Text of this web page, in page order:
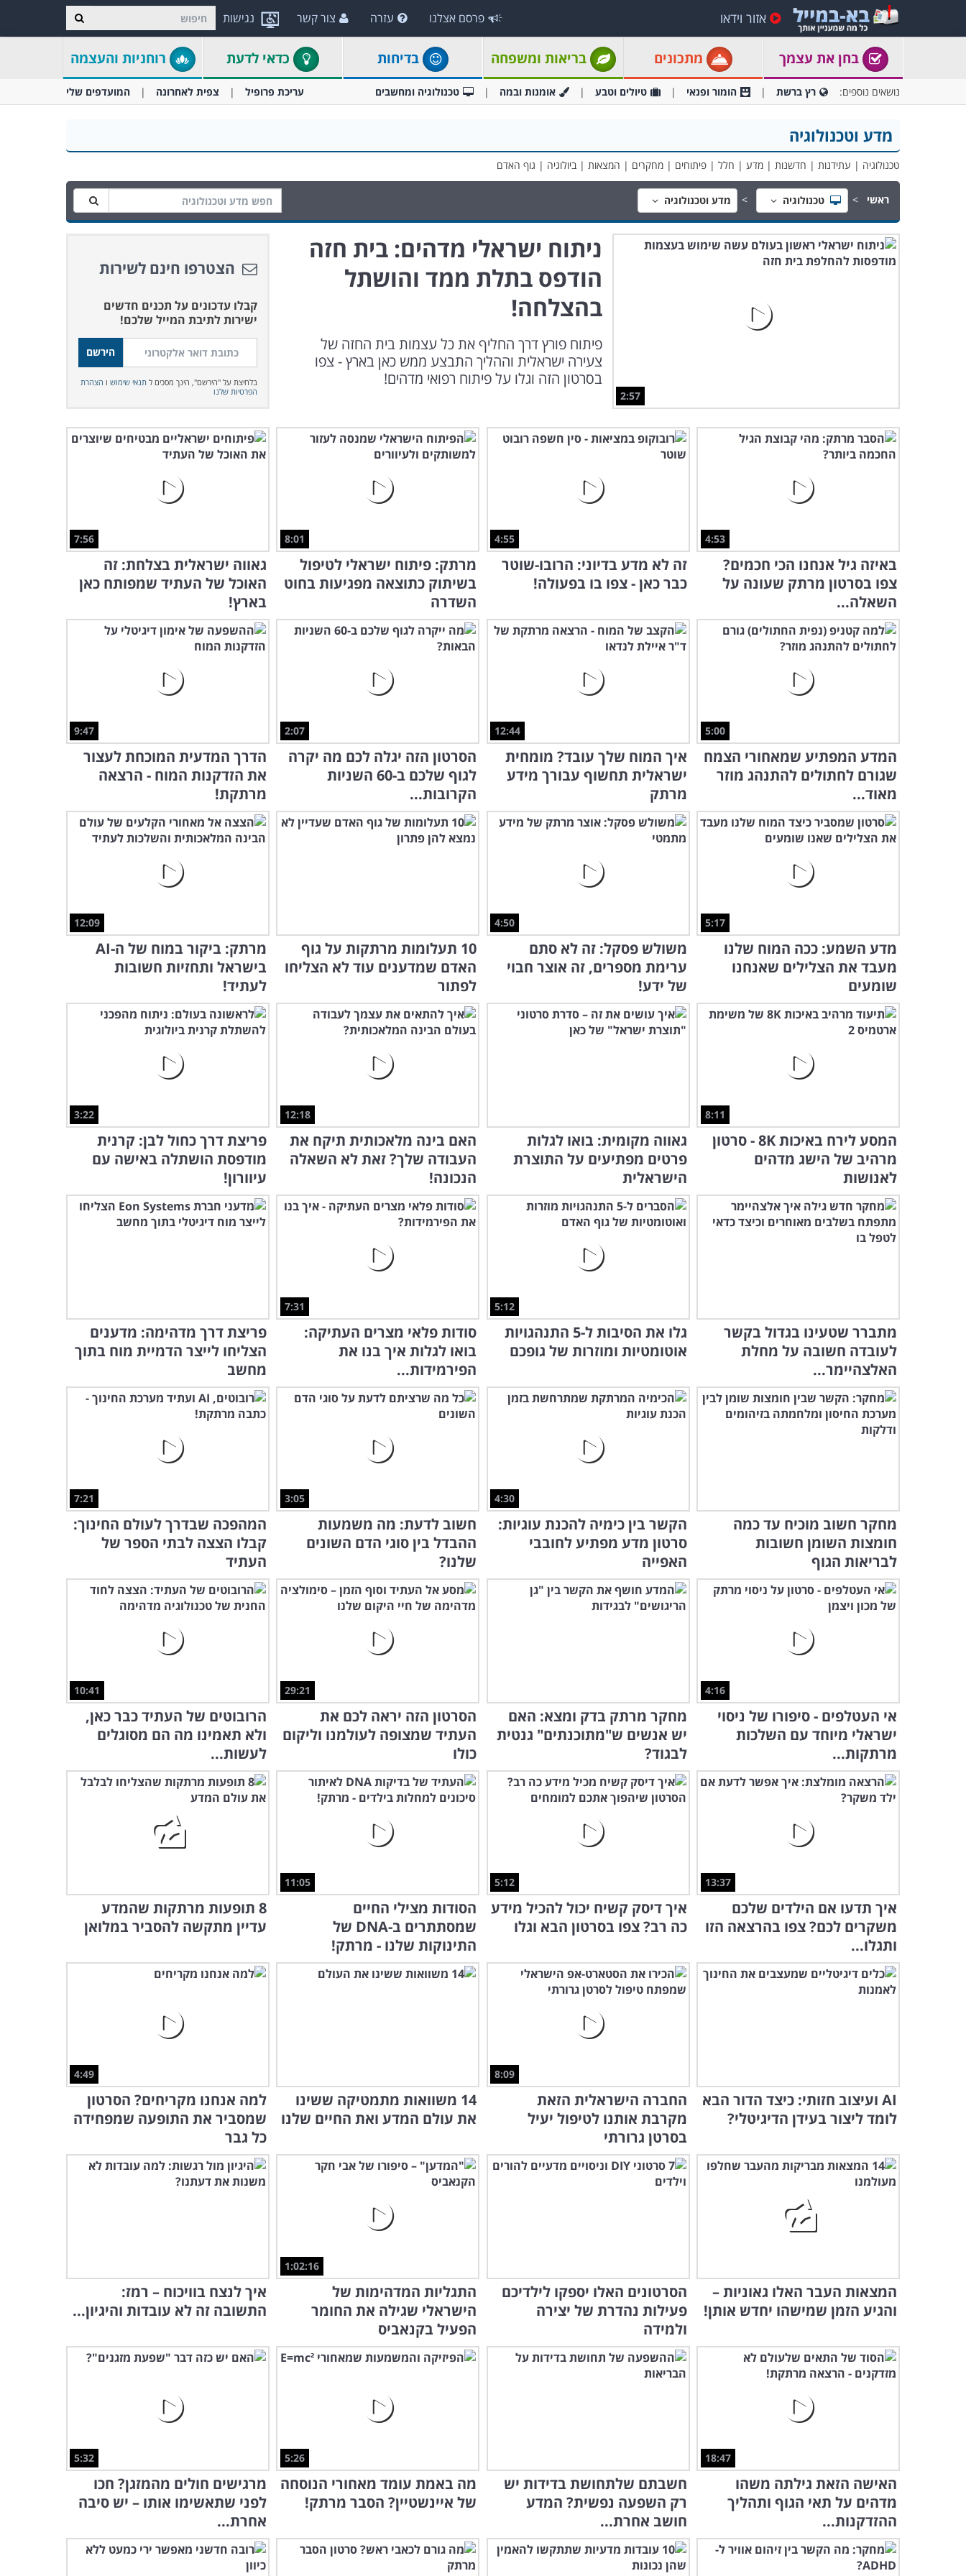
נגישות אזור וידאו פרסם אצלנו עזרה צור קשר
בחן את עצמך מתכונים בריאות ומשפחה בדיחות כדאי לדעת רוחניות והעצמה
נושאים נוספים: רץ ברשת הומור ופנאי טיולים וטבע אומנות ובמה טכנולוגיה ומחשבים עריכת פרופיל צפית לאחרונה המועדפים שלי
מדע וטכנולוגיה
טכנולוגיה | עתידנות | חדשנות | מדע | חלל | פיתוחים | מחקרים | המצאות | ביולוגיה | גוף האדם
ראשי טכנולוגיה מדע וטכנולוגיה
2:57
ניתוח ישראלי מדהים: בית חזה
הודפס בתלת ממד והושתל
בהצלחה!
פיתוח פורץ דרך החליף את כל עצמות בית החזה של
צעירה ישראלית וההליך התבצע ממש כאן בארץ - צפו
בסרטון הזה וגלו על פיתוח רפואי מדהים!
הצטרפו חינם לשירות
קבלו עדכונים על תכנים חדשים
ישירות לתיבת המייל שלכם!
בלחיצת על "הירשם", הינך מסכים לתנאי שימוש ו הצהרת
הפרטיות שלנו
4:53
באיזה גיל אנחנו הכי חכמים?
צפו בסרטון מרתק שעונה על
השאלה...
4:55
זה לא מדע בדיוני: הרובו-שוטר
כבר כאן - צפו בו בפעולה!
8:01
מרתק: פיתוח ישראלי לטיפול
בשיתוק כתוצאה מפגיעות בחוט
השדרה
7:56
גאווה ישראלית בצלחת: זה
האוכל של העתיד שמפותח כאן
בארץ!
5:00
המדע המפתיע שמאחורי הצמח
שגורם לחתולים להתנהג מוזר
מאוד...
12:44
איך המוח שלך עובד? מומחית
ישראלית תחשוף עבורך מידע
מרתק
2:07
הסרטון הזה יגלה לכם מה יקרה
לגוף שלכם ב-60 השניות
הקרובות...
9:47
הדרך המדעית המוכחת לעצור
את הזדקנות המוח - הרצאה
מרתקת!
5:17
מדע השמע: ככה המוח שלנו
מעבד את הצלילים שאנחנו
שומעים
4:50
משולש פסקל: זה לא סתם
ערימת מספרים, זה אוצר חבוי
של ידע!
10 תעלומות מרתקות על גוף
האדם שמדענים עוד לא הצליחו
לפתור
12:09
מרתק: ביקור במוח של ה-AI
בישראל ותחזיות חשובות
לעתיד!
8:11
המסע לירח באיכות 8K - סרטון
מרהיב של הישג מדהים
לאנושות
גאווה מקומית: בואו לגלות
פרטים מפתיעים על התוצרת
הישראלית
12:18
האם בינה מלאכותית תיקח את
העבודה שלך? זאת לא השאלה
הנכונה!
3:22
פריצת דרך כחול לבן: קרנית
מודפסת הושתלה באישה עם
עיוורון!
מתברר שטעינו בגדול בקשר
לעובדה חשובה על מחלת
האלצהיימר...
5:12
גלו את הסיבות ל-5 התנהגויות
אוטומטיות ומוזרות של גופכם
7:31
סודות פלאי מצרים העתיקה:
בואו לגלות איך בנו את
הפירמידות...
פריצת דרך מדהימה: מדענים
הצליחו לייצר הדמיית מוח בתוך
מחשב
מחקר חשוב מוכיח עד כמה
חומצות השומן חשובות
לבריאות הגוף
4:30
הקשר בין כימיה להכנת עוגיות:
סרטון מדע מפתיע לחובבי
האפייה
3:05
חשוב לדעת: מה משמעות
ההבדל בין סוגי הדם השונים
שלנו?
7:21
המהפכה שבדרך לעולם החינוך:
קבלו הצצה לבתי הספר של
העתיד
4:16
אי העטלפים - סיפורו של ניסוי
ישראלי מיוחד עם השלכות
מרתקות...
מחקר מרתק בדק ומצא: האם
יש אנשים ש"מתוכנתים" גנטית
לבגוד?
29:21
הסרטון הזה יראה לכם את
העתיד שמצופה לעולמנו וליקום
כולו
10:41
הרובוטים של העתיד כבר כאן,
ולא תאמינו מה הם מסוגלים
לעשות...
13:37
איך תדעו אם הילדים שלכם
משקרים לכם? צפו בהרצאה הזו
ותגלו...
5:12
איך דיסק קשיח יכול להכיל מידע
כה רב? צפו בסרטון הבא וגלו
11:05
הסודות מצילי החיים
שמסתתרים ב-DNA של
התינוקות שלנו - מרתק!
8 תופעות מרתקות שהמדע
עדיין מתקשה להסביר במלואן
AI ועיצוב חזותי: כיצד הדור הבא
לומד ליצור בעידן הדיגיטלי?
8:09
החברה הישראלית הזאת
מקרבת אותנו לטיפול יעיל
בסרטן גרורתי
14 משוואות מתמטיקה ששינו
את עולם המדע ואת החיים שלנו
4:49
למה אנחנו מקריחים? הסרטון
שמסביר את התופעה שמפחידה
כל גבר
המצאות העבר האלו גאוניות –
והגיע הזמן שמישהו יחדש אותן!
הסרטונים האלו יספקו לילדיכם
פעילות נהדרת של יצירה
ולמידה
1:02:16
התגליות המדהימות של
הישראלי שגילה את החומר
הפעיל בקנאביס
איך לנצח בוויכוח – רמז:
התשובה זה לא עובדות והיגיון...
18:47
האישה הזאת גילתה משהו
מדהים על תאי הגוף ותהליך
ההזדקנות...
חשבתם שלתחושת בדידות יש
רק השפעה נפשית? המדע
חושב אחרת...
5:26
מה באמת עומד מאחורי הנוסחה
של איינשטיין? הסבר מרתק!
5:32
מרגישים חולים מהמזגן? חכו
לפני שתאשימו אותו – יש סיבה
אחרת...